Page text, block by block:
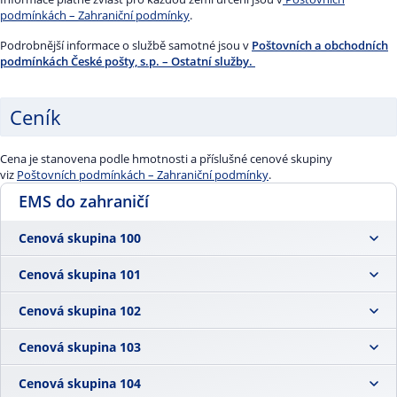
přesáhnout 300 cm.
podmínkách – Zahraniční podmínky.
Podrobnější informace o službě samotné jsou v Poštovních a obchodních
podmínkách České pošty, s.p. – Ostatní služby.
Ceník
Cena je stanovena podle hmotnosti a příslušné cenové skupiny
viz Poštovních podmínkách – Zahraniční podmínky.
EMS do zahraničí
Cenová skupina 100
0.5 kg 278,00 Kč
1 kg 315,00 Kč
2 kg 375,00 Kč
3 kg 381,00 Kč
Cenová skupina 101
0.5 kg 278,00 Kč
1 kg 387,00 Kč
2 kg 411,00 Kč
Cenová skupina 102
0.5 kg 726,00 Kč
1 kg 786,00 Kč
Cenová skupina 103
0.5 kg 847,00 Kč
Cenová skupina 104